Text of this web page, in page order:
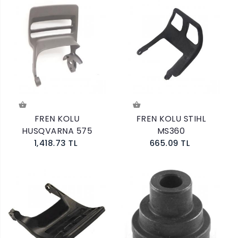
FREN KOLU
HUSQVARNA 575
1,418.73 TL
FREN KOLU STIHL
MS360
665.09 TL